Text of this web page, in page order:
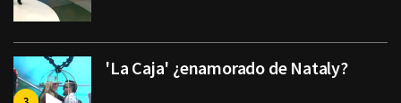
'La Caja' ¿enamorado de Nataly?